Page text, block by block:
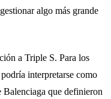
algo más grande
a Triple S. Para los
interpretarse como
Balenciaga que definieron